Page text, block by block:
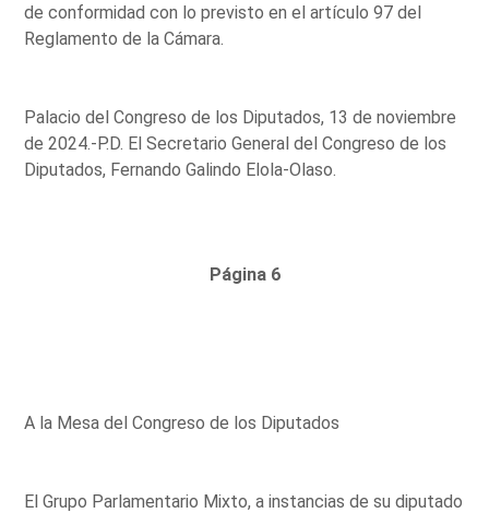
de conformidad con lo previsto en el artículo 97 del
Reglamento de la Cámara.
Palacio del Congreso de los Diputados, 13 de noviembre
de 2024.-P.D. El Secretario General del Congreso de los
Diputados, Fernando Galindo Elola-Olaso.
Página 6
A la Mesa del Congreso de los Diputados
El Grupo Parlamentario Mixto, a instancias de su diputado